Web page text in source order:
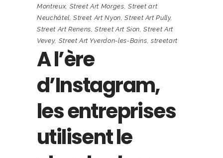
Montreux, Street Art Morges Street art
Neuchâtel ,Street Art Nyon ,Street Art Pully,
Street Art Renens ,Street Art Sion ,Street Art
Vevey, Street Art Yverdon-les-Bains ,streetart
A l’ère
d’Instagram,
les entreprises
utilisent le